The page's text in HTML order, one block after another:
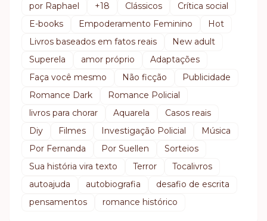
por Raphael
+18 Clássicos
Crítica social
E-books
Empoderamento Feminino
Hot
Livros baseados em fatos reais
New adult
Superela
amor próprio
Adaptações
Faça você mesmo
Não ficção
Publicidade
Romance Dark
Romance Policial
livros para chorar
Aquarela
Casos reais
Diy
Filmes Investigação Policial
Música
Por Fernanda
Por Suellen
Sorteios
Sua história vira texto
Terror
Tocalivros
autoajuda
autobiografia
desafio de escrita
pensamentos
romance histórico